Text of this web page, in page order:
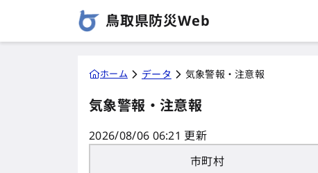
鳥取県防災Web
ホーム データ 気象警報・注意報
気象警報・注意報
2026/08/06 06:21 更新
市町村